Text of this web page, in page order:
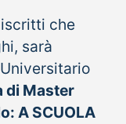
che
sarà
di Master
A SCUOLA